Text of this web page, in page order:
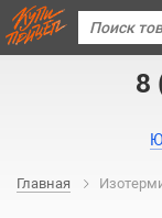
8
Главная